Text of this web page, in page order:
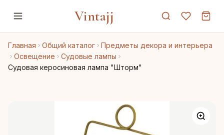
Vintajj
Главная Общий каталог
Предметы декора и интерьера
Освещение
Судовые лампы
Судовая керосиновая лампа "Шторм"